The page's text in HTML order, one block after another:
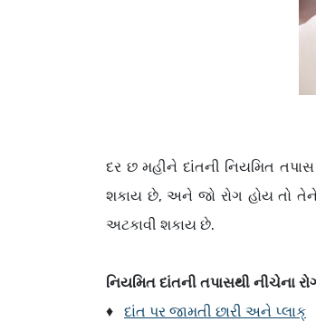
દર છ મહીને દાંતની નિયમિત તપાસ
શકાય છે, અને જો રોગ હોય તો
અટકાવી શકાય છે.
નિયમિત દાંતની તપાસથી નીચેના
♦
દાંત પર જામતી છારી અને પ્લાક્